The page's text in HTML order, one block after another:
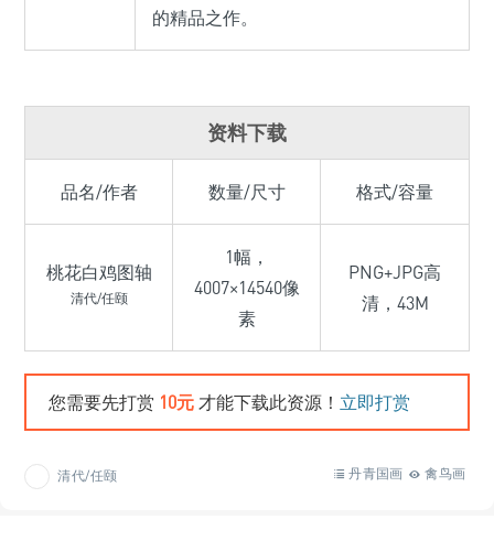
的精品之作。
资料下载
品名/作者 数量/尺寸 格式/容量
桃花白鸡图轴
清代/任颐
1幅，
4007×14540像
素
PNG+JPG高
清，43M
您需要先打赏 10元 才能下载此资源！ 立即打赏
清代/任颐 禽鸟画
丹青国画